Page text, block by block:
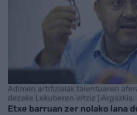
Adimen artifizialak talentuaren
dezake Lekuberen iritziz |
Etxe barruan zer nolako lana